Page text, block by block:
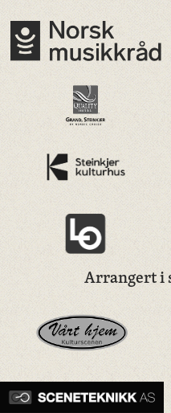
Arrangert i